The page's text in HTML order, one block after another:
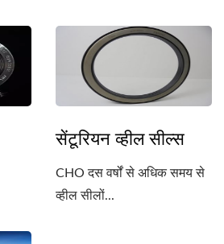
सेंटूरियन व्हील सील्स
CHO दस वर्षों से अधिक समय से
व्हील सीलों...